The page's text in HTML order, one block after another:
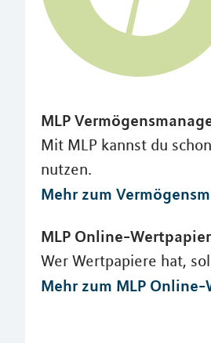
MLP
Mit MLP kannst du
nutzen.
Mehr zum
MLP Online-
Wer Wertpapiere hat,
Mehr zum MLP